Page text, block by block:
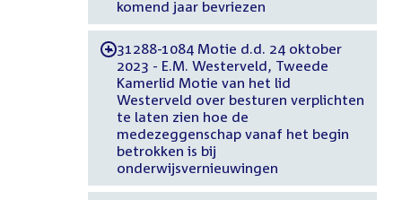
komend jaar bevriezen
-31288-1084 Motie d.d. 24 oktober
2023 - E.M. Westerveld, Tweede
Kamerlid Motie van het lid
Westerveld over besturen verplichten
te laten zien hoe de
medezeggenschap vanaf het begin
betrokken is bij
onderwijsvernieuwingen